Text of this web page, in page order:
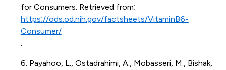
for Consumers. Retrieved from:
https://ods.od.nih.gov/factsheets/VitaminB6-
Consumer/
6. Payahoo, L., Ostadrahimi, A., Mobasseri, M., Bishak,